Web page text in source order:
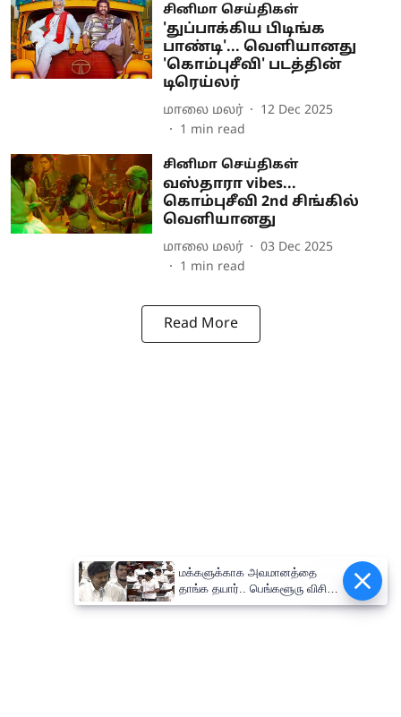
சினிமா செய்திகள்
'துப்பாக்கிய பிடிங்க
பாண்டி'... வெளியானது
'கொம்புசீவி' படத்தின்
டிரெய்லர்
மாலை மலர்
12 Dec 2025
1 min read
சினிமா செய்திகள்
வஸ்தாரா vibes...
கொம்புசீவி 2nd சிங்கில்
வெளியானது
மாலை மலர்
03 Dec 2025
1 min read
Read More
Epaper
மக்களுக்காக அவமானத்தை
தாங்க தயார்.. பெங்களூரு விசிட்
குறித்து உதயநிதி கேள்விக்கு